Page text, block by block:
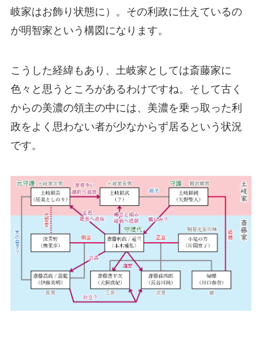
岐家はお飾り状態に）。その利政に仕えているの
が明智家という構図になります。
こうした経緯もあり、土岐家としては斎藤家に
色々と思うところがあるわけですね。そして古く
からの美濃の領主の中には、美濃を乗っ取った利
政をよく思わない者が少なからず居るという状況
です。